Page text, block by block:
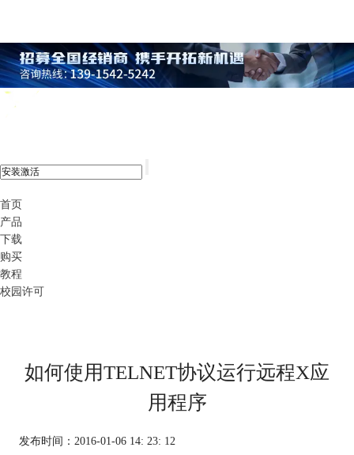
首页
产品
下载
购买
教程
校园许可
如何使用TELNET协议运行远程X应
用程序
发布时间：2016-01-06 14: 23: 12